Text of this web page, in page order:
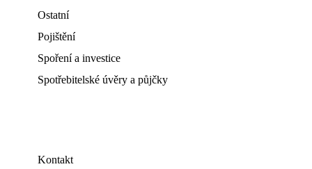
Ostatní
Pojištění
Spoření a investice
Spotřebitelské úvěry a půjčky
Kontakt